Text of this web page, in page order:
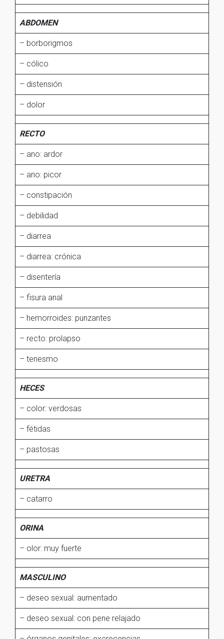
ABDOMEN
– borborigmos
– cólico
– distensión
– dolor
RECTO
– ano: ardor
– ano: picor
– constipación
– debilidad
– diarrea
– diarrea: crónica
– disentería
– fisura anal
– hemorroides: punzantes
– recto: prolapso
– tenesmo
HECES
– color: verdosas
– fétidas
– pastosas
URETRA
– catarro
ORINA
– olor: muy fuerte
MASCULINO
– deseo sexual: aumentado
– deseo sexual: con pene relajado